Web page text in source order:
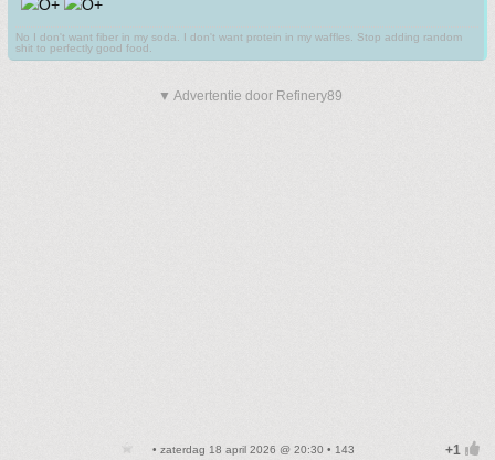
No I don't want fiber in my soda. I don't want protein in my waffles. Stop adding random
shit to perfectly good food.
▼ Advertentie door Refinery89
• zaterdag 18 april 2026 @ 20:30 • 143